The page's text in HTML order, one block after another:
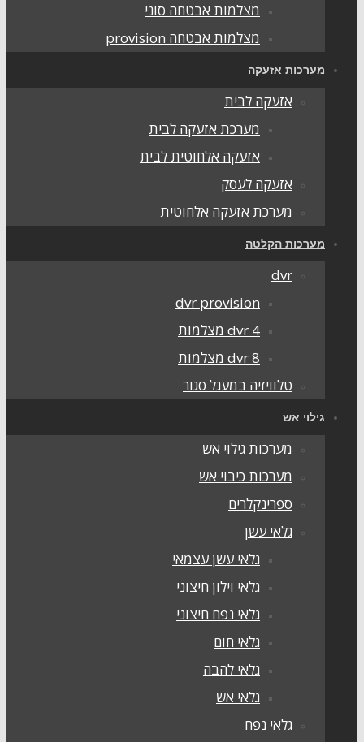
מצלמות אבטחה סוני
מצלמות אבטחה provision
אזעקה
אזעקה לבית
מערכת אזעקה לבית
אזעקה אלחוטית לבית
אזעקה לעסק
מערכת אזעקה אלחוטית
הקלטה
dvr provision
dvr 4 מצלמות
dvr 8 מצלמות
טלוויזיה במעגל סגור
אש
מערכות גילוי אש
מערכות כיבוי אש
ספרינקלרים
גלאי עשן
גלאי עשן עצמאי
גלאי וילון חיצוני
גלאי נפח חיצוני
גלאי חום
גלאי להבה
גלאי אש
גלאי נפח